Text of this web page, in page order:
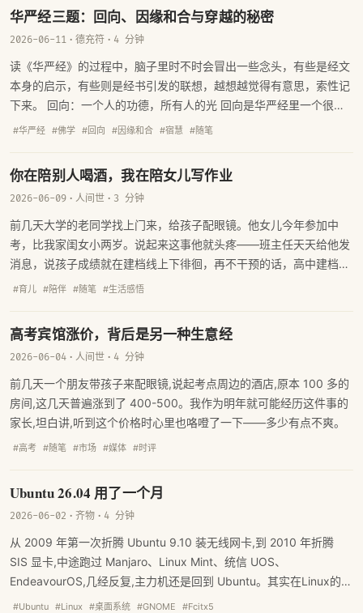
华严经三题：回向、因缘和合与穿越的秘密
2026-06-11 · 德充符 · 4 分钟
读《华严经》的过程中，脑子里时不时会冒出一些念头，有些是经文
本身的启示，有些则是经书引发的联想，越想越觉得有意思，索性记
下来。 回向：一个人的功德，所有人的光 回向是华严经里一个很重
要的概念，说白了就是分享——把自己修行、行善、读经所积累的那
#华严经 #佛学 #回向 #因缘和合 #宿慧 #随笔
你在陪别人喝酒，我在陪女儿写作业
2026-06-09 · 人间世 · 3 分钟
前几天大学的老同学找上门来，给孩子配眼镜。他女儿今年参加中
考，比我家闺女小两岁。说起来这事他就头疼——班主任天天给他发
消息，说孩子成绩就在建档线上下徘徊，再不干预的话，高中建档线
都悬。两口子一咬牙，花了三万来块钱，请了一对一辅导。
#育儿 #陪伴 #随笔 #生活感悟
高考宾馆涨价，背后是另一种生意经
2026-06-04 · 人间世 · 4 分钟
前几天一个朋友带孩子来配眼镜,说起考点周边的酒店,原本 100 多的
房间,这几天普遍涨到了 400-500。我作为明年就可能经历这件事的
家长,坦白讲,听到这个价格时心里也咯噔了一下——多少有点不爽。
#高考 #随笔 #市场 #媒体 #时评
Ubuntu 26.04 用了一个月
2026-06-02 · 齐物 · 4 分钟
从 2009 年第一次折腾 Ubuntu 9.10 装无线网卡,到 2010 年折腾
SIS 显卡,中途跑过 Manjaro、Linux Mint、统信 UOS、
EndeavourOS,几经反复,主力机还是回到 Ubuntu。其实在Linux的桌
面上，Ubuntu还是天花板的存在，没有之一。
#Ubuntu #Linux #桌面系统 #GNOME #Fcitx5